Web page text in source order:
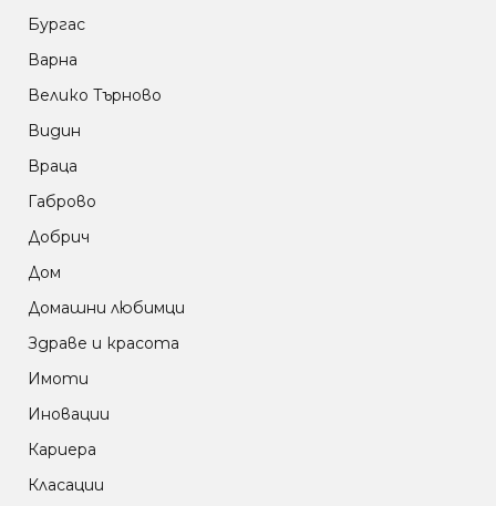
Бургас
Варна
Велико Търново
Видин
Враца
Габрово
Добрич
Дом
Домашни любимци
Здраве и красота
Имоти
Иновации
Кариера
Класации